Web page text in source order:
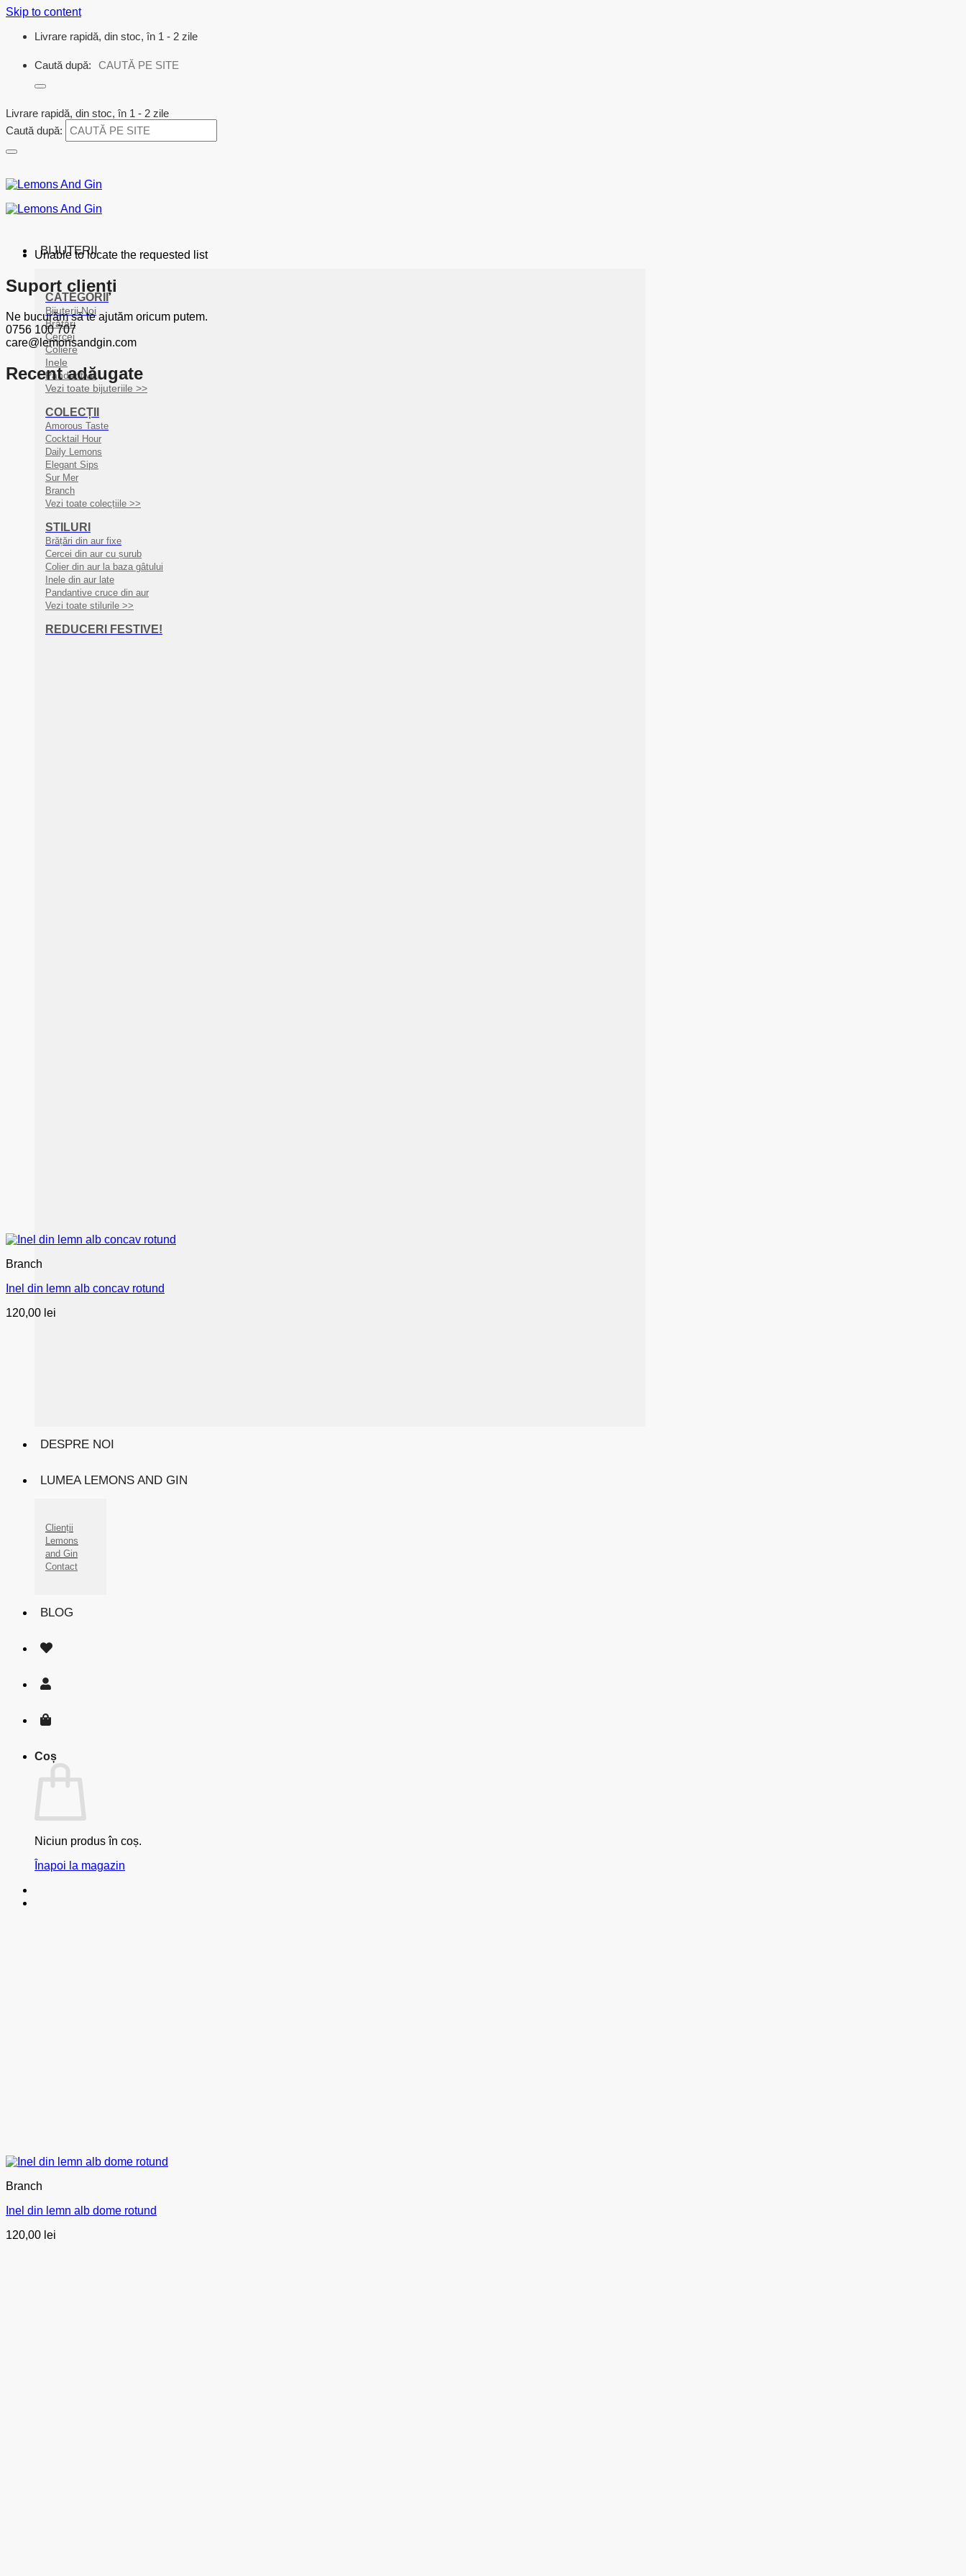
Skip to content
Livrare rapidă, din stoc, în 1 - 2 zile
Caută după:
Livrare rapidă, din stoc, în 1 - 2 zile
Caută după:
BIJUTERII
CATEGORII
Bijuterii Noi
Brățări
Cercei
Coliere
Inele
Pandantive
Vezi toate bijuteriile >>
COLECȚII
Amorous Taste
Cocktail Hour
Daily Lemons
Elegant Sips
Sur Mer
Branch
Vezi toate colecțiile >>
STILURI
Brățări din aur fixe
Cercei din aur cu șurub
Colier din aur la baza gâtului
Inele din aur late
Pandantive cruce din aur
Vezi toate stilurile >>
REDUCERI FESTIVE!
DESPRE NOI
LUMEA LEMONS AND GIN
Clienții
Lemons
and Gin
Contact
BLOG
Coș
Niciun produs în coș.
Înapoi la magazin
Unable to locate the requested list
Suport clienți
Ne bucurăm să te ajutăm oricum putem.
0756 100 707
care@lemonsandgin.com
Recent adăugate
Branch
Inel din lemn alb concav rotund
120,00 lei
Branch
Inel din lemn alb dome rotund
120,00 lei